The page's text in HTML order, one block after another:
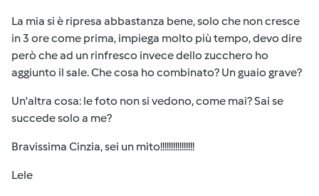
La mia si è ripresa abbastanza bene, solo che non cresce
in 3 ore come prima, impiega molto più tempo, devo dire
però che ad un rinfresco invece dello zucchero ho
aggiunto il sale. Che cosa ho combinato? Un guaio grave?
Un'altra cosa: le foto non si vedono, come mai? Sai se
succede solo a me?
Bravissima Cinzia, sei un mito!!!!!!!!!!!!!!!!
Lele